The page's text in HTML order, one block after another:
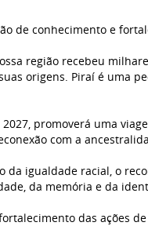
de conhecimento e
região recebeu
origens. Piraí é uma
promoverá uma
com a
igualdade racial, o
da memória e da
das ações